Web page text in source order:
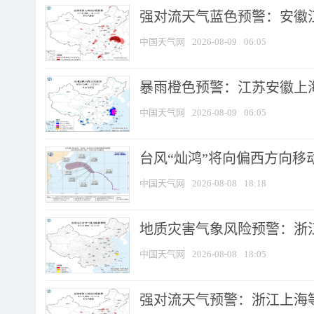
强对流天气蓝色预警：安徽
中国天气网 2026-08-09 06:05
暴雨橙色预警：江苏安徽上
中国天气网 2026-08-09 06:05
台风“灿鸿”将向偏西方向移
中国天气网 2026-08-08 18:18
地质灾害气象风险预警：
中国天气网 2026-08-08 18:05
强对流天气预警：浙江上海